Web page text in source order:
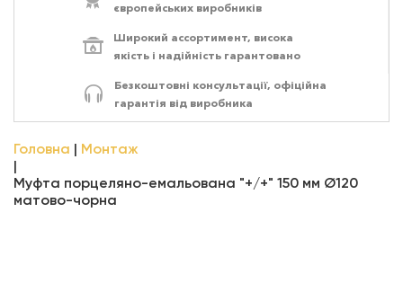
ЕЛЕКТРОКАМІНИ
АКСЕСУАРИ
європейських виробників
Широкий ассортимент, висока
якість і надійність гарантовано
Безкоштовні консультації, офіційна
гарантія від виробника
Головна Монтаж
Муфта порцеляно-емальована "+/+" 150 мм Ø120
матово-чорна